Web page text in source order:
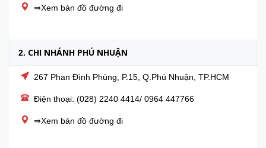
⇒Xem bản đồ đường đi
2. CHI NHÁNH PHÚ NHUẬN
267 Phan Đình Phùng, P.15, Q.Phú Nhuận, TP.HCM
Điện thoại: (028) 2240 4414/ 0964 447766
⇒Xem bản đồ đường đi